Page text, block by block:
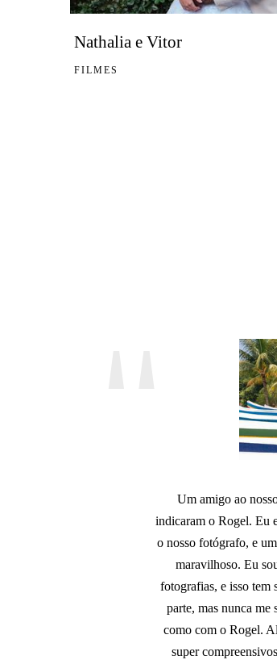
Nathalia e Vitor
FILMES
Um amigo ao
indicaram o Rogel. Eu
o nosso fotógrafo, e
maravilhoso. Eu
fotografias, e isso tem
parte, mas nunca me
como com o Rogel.
super